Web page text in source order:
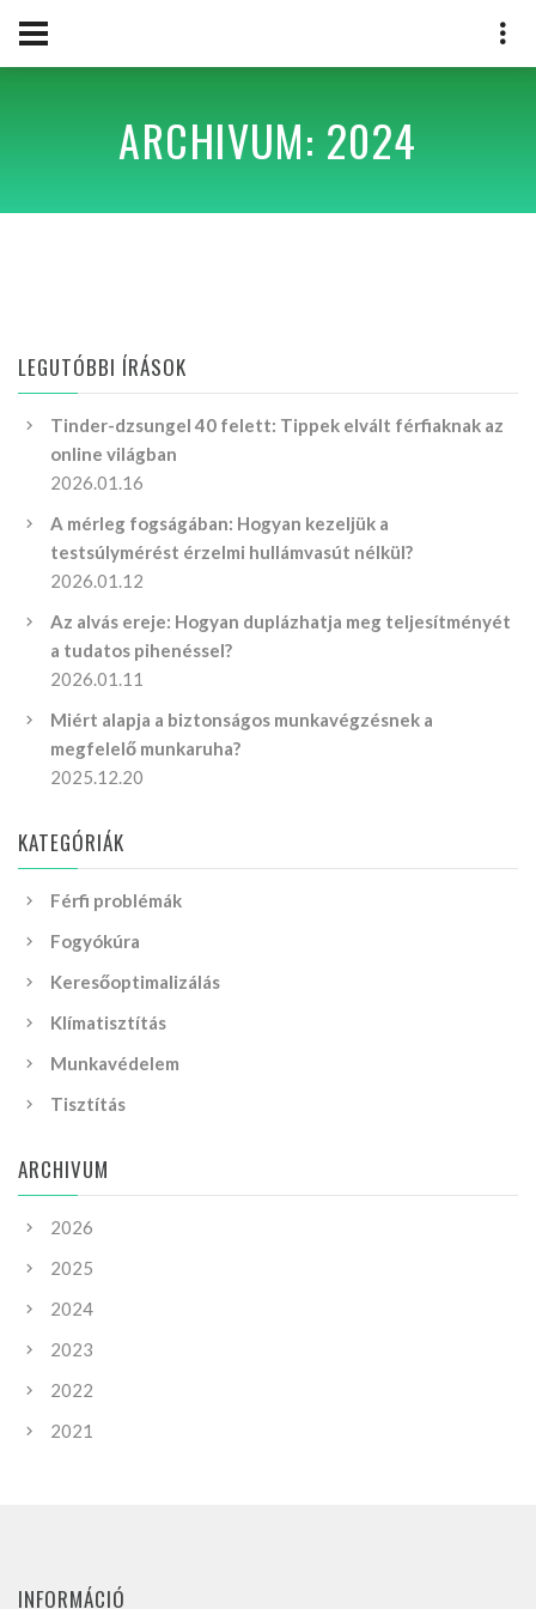
ARCHIVUM: 2024
LEGUTÓBBI ÍRÁSOK
Tinder-dzsungel 40 felett: Tippek elvált férfiaknak az
online világban
2026.01.16
A mérleg fogságában: Hogyan kezeljük a
testsúlymérést érzelmi hullámvasút nélkül?
2026.01.12
Az alvás ereje: Hogyan duplázhatja meg teljesítményét
a tudatos pihenéssel?
2026.01.11
Miért alapja a biztonságos munkavégzésnek a
megfelelő munkaruha?
2025.12.20
KATEGÓRIÁK
Férfi problémák
Fogyókúra
Keresőoptimalizálás
Klímatisztítás
Munkavédelem
Tisztítás
ARCHIVUM
2026
2025
2024
2023
2022
2021
INFORMÁCIÓ